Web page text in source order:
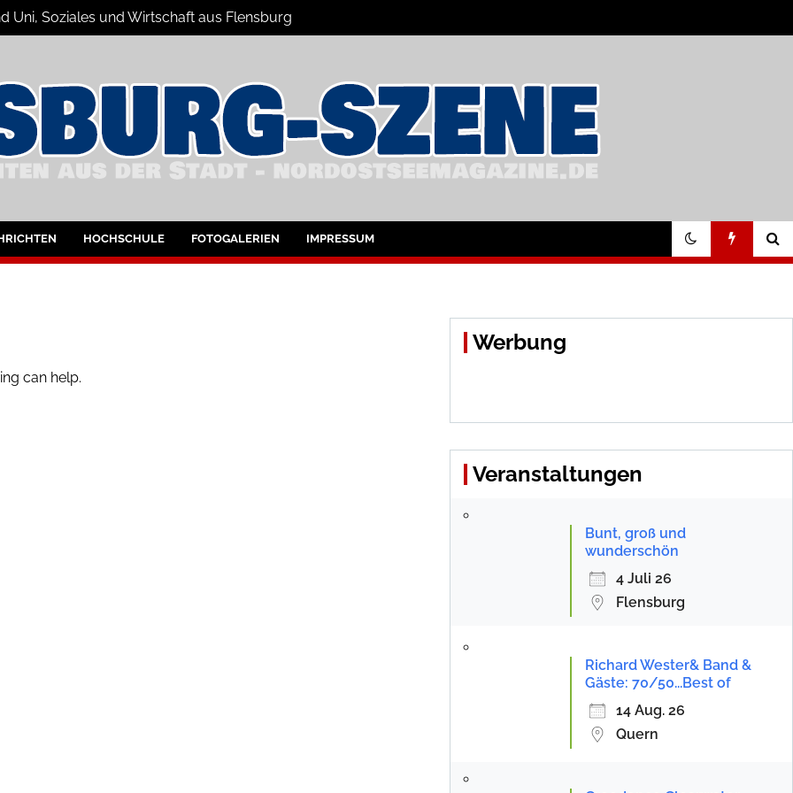
Uni, Soziales und Wirtschaft aus Flensburg
HOCHSCHULE FOTOGALERIEN IMPRESSUM
can help.
Werbung
Veranstaltungen
Bunt, groß und
wunderschön
4 Juli 26
Flensburg
Richard Wester& Band &
Gäste: 70/50...Best of
14 Aug. 26
Quern